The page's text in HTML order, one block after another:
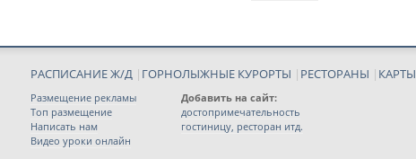
РАСПИСАНИЕ Ж/Д | ГОРНОЛЫЖНЫЕ КУРОРТЫ | РЕСТОРАНЫ | КАРТЫ
Размещение рекламы
Топ размещение
Написать нам
Видео уроки онлайн
Добавить на сайт:
достопримечательность
гостиницу, ресторан итд.